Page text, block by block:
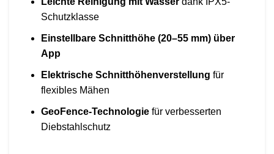
Schutzklasse
Einstellbare Schnitthöhe (20–55 mm) über
App
Elektrische Schnitthöhenverstellung für
flexibles Mähen
GeoFence-Technologie für verbesserten
Diebstahlschutz